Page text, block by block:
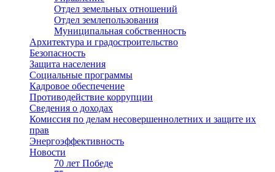
Отдел земельных отношений
Отдел землепользования
Муниципальная собственность
Архитектура и градостроительство
Безопасность
Защита населения
Социальные программы
Кадровое обеспечение
Противодействие коррупции
Сведения о доходах
Комиссия по делам несовершеннолетних и защите их
прав
Энергоэффективность
Новости
70 лет Победе